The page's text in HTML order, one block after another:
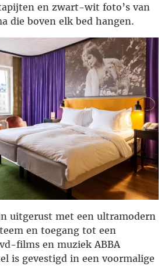
en zwart-wit foto’s van
die boven elk bed hangen.
uitgerust met een ultramodern
en toegang tot een
films en muziek ABBA
is gevestigd in een voormalige